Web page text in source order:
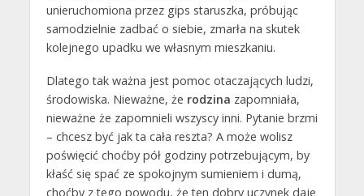
unieruchomiona przez gips staruszka, próbując
samodzielnie zadbać o siebie, zmarła na skutek
kolejnego upadku we własnym mieszkaniu.
Dlatego tak ważna jest pomoc otaczających ludzi,
środowiska. Nieważne, że rodzina zapomniała,
nieważne że zapomnieli wszyscy inni. Pytanie brzmi
– chcesz być jak ta cała reszta? A może wolisz
poświęcić choćby pół godziny potrzebującym, by
kłaść się spać ze spokojnym sumieniem i dumą,
choćby z tego powodu, że ten dobry uczynek daje